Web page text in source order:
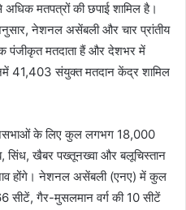
अधिक मतपत्रों की छपाई शामिल है।
नेशनल असेंबली और चार प्रांतीय
पंजीकृत मतदाता हैं और देशभर में
41,403 संयुक्त मतदान केंद्र शामिल
के लिए कुल लगभग 18,000
सिंध, खैबर पख्तूनख्वा और बलूचिस्तान
होंगे। नेशनल असेंबली (एनए) में कुल
सीटें, गैर-मुसलमान वर्ग की 10 सीटें